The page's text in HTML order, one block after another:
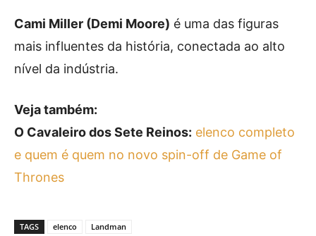
Cami Miller (Demi Moore) é uma das figuras
mais influentes da história, conectada ao alto
nível da indústria.
Veja também:
O Cavaleiro dos Sete Reinos: elenco completo
e quem é quem no novo spin-off de Game of
Thrones
TAGS elenco Landman